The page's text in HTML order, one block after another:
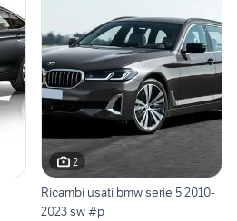
2
Ricambi usati bmw serie 5 2010-
2023 sw #p